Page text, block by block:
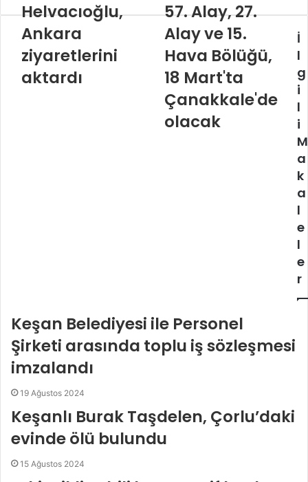
Helvacıoğlu,
Ankara
ziyaretlerini
aktardı
57. Alay, 27.
Alay ve 15.
Hava Bölüğü,
18 Mart'ta
Çanakkale'de
olacak
İ
l
g
i
l
i
M
a
k
a
l
e
l
e
r
Keşan Belediyesi ile Personel
Şirketi arasında toplu iş sözleşmesi
imzalandı
19 Ağustos 2024
Keşanlı Burak Taşdelen, Çorlu’daki
evinde ölü bulundu
15 Ağustos 2024